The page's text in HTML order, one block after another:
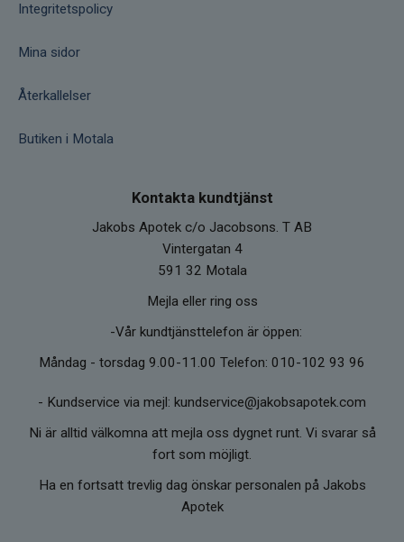
Integritetspolicy
Mina sidor
Återkallelser
Butiken i Motala
Kontakta kundtjänst
Jakobs Apotek c/o Jacobsons. T AB
Vintergatan 4
591 32 Motala
Mejla eller ring oss
-Vår kundtjänsttelefon är öppen:
Måndag - torsdag 9.00-11.00 Telefon: 010-102 93 96
- Kundservice via mejl: kundservice@jakobsapotek.com
Ni är alltid välkomna att mejla oss dygnet runt. Vi svarar så
fort som möjligt.
Ha en fortsatt trevlig dag önskar personalen på Jakobs
Apotek